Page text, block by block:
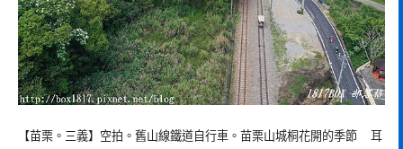
【苗栗。三義】空拍。舊山線鐵道自行車。苗栗山城桐花開的季節 耳